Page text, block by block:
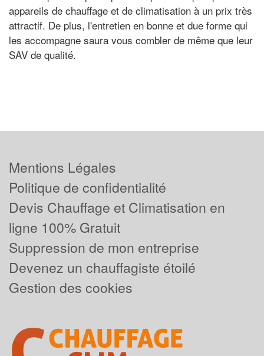
appareils de chauffage et de climatisation à un prix très
attractif. De plus, l'entretien en bonne et due forme qui
les accompagne saura vous combler de même que leur
SAV de qualité.
Mentions Légales
Politique de confidentialité
Devis Chauffage et Climatisation en
ligne 100% Gratuit
Suppression de mon entreprise
Devenez un chauffagiste étoilé
Gestion des cookies